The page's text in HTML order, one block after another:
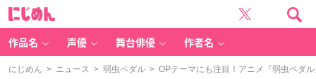
作品名 声優 舞台俳優 作者名
にじめん > ニュース > 弱虫ペダル > OPテーマにも注目！アニメ『弱虫ペダ